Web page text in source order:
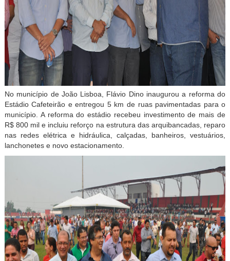
No município de João Lisboa, Flávio Dino inaugurou a reforma do
Estádio Cafeteirão e entregou 5 km de ruas pavimentadas para o
município. A reforma do estádio recebeu investimento de mais de
R$ 800 mil e incluiu reforço na estrutura das arquibancadas, reparo
nas redes elétrica e hidráulica, calçadas, banheiros, vestuários,
lanchonetes e novo estacionamento.